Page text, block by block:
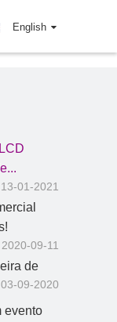
English
13-01-2021
2020-09-11
de
03-09-2020
evento